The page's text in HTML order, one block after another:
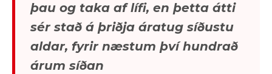
þau og taka af lífi, en þetta átti
sér stað á þriðja áratug síðustu
aldar, fyrir næstum því hundrað
árum síðan